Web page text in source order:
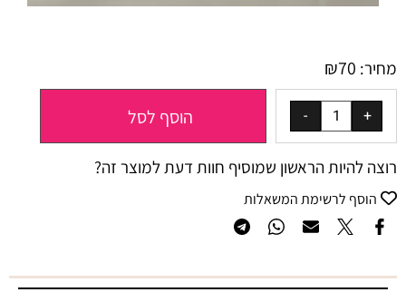
מחיר: ₪70
הוסף לסל
רוצה להיות הראשון שמוסיף חוות דעת למוצר זה?
הוסף לרשימת המשאלות